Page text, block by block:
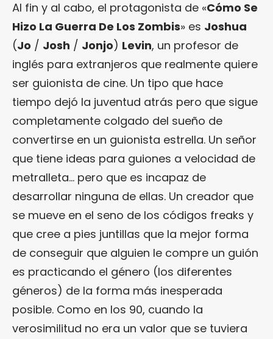
Al fin y al cabo, el protagonista de «Cómo Se
Hizo La Guerra De Los Zombis» es Joshua
(Jo / Josh / Jonjo) Levin, un profesor de
inglés para extranjeros que realmente quiere
ser guionista de cine. Un tipo que hace
tiempo dejó la juventud atrás pero que sigue
completamente colgado del sueño de
convertirse en un guionista estrella. Un señor
que tiene ideas para guiones a velocidad de
metralleta… pero que es incapaz de
desarrollar ninguna de ellas. Un creador que
se mueve en el seno de los códigos freaks y
que cree a pies juntillas que la mejor forma
de conseguir que alguien le compre un guión
es practicando el género (los diferentes
géneros) de la forma más inesperada
posible. Como en los 90, cuando la
verosimilitud no era un valor que se tuviera